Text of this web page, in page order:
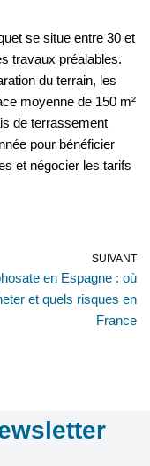
se situe entre 30 et
travaux préalables.
du terrain, les
moyenne de 150 m²
de terrassement
pour bénéficier
et négocier les tarifs
SUIVANT
en Espagne : où
et quels risques en
France